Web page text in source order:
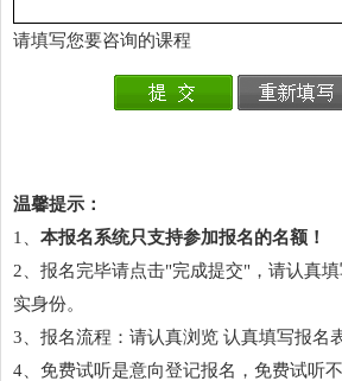
请填写您要咨询的课程
温馨提示：
1、 本报名系统只支持参加报名的名额！
2、报名完毕请点击"完成提交"，请认真
实身份。
3、报名流程：请认真浏览 认真填写报名
4、免费试听是意向登记报名，免费试听